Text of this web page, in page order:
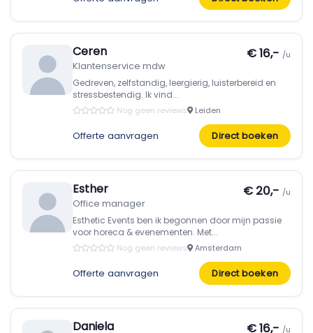
Ceren
Klantenservice mdw
€ 16,- /u
Gedreven, zelfstandig, leergierig, luisterbereid en
stressbestendig. Ik vind...
Nog geen reviews Leiden
Offerte aanvragen Direct boeken
Esther
Office manager
€ 20,- /u
Esthetic Events ben ik begonnen door mijn passie
voor horeca & evenementen. Met...
Nog geen reviews Amsterdam
Offerte aanvragen Direct boeken
Daniela € 16,- /u